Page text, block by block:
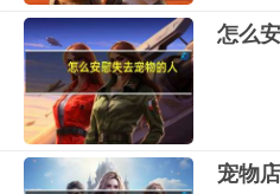
怎么
宠物